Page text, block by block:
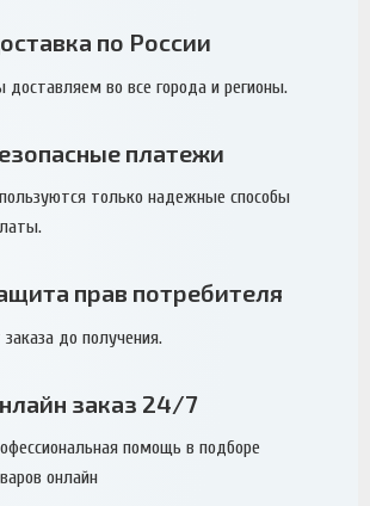
по России
доставляем во все города и регионы.
платежи
только надежные способы
прав потребителя
до получения.
заказ 24/7
помощь в подборе
онлайн